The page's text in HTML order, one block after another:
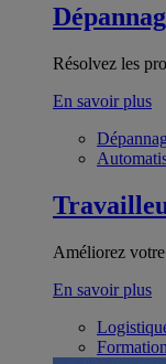
Résolvez les
En savoir plus
Améliorez
En savoir plus